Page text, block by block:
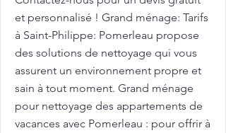
et personnalisé ! Grand ménage: Tarifs
à Saint-Philippe: Pomerleau propose
des solutions de nettoyage qui vous
assurent un environnement propre et
sain à tout moment. Grand ménage
pour nettoyage des appartements de
vacances avec Pomerleau : pour offrir à